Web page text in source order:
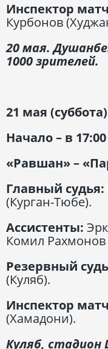
Инспектор
Курбонов
20 мая.
1000 зрителей.
21 мая (суббота)
Начало – в 17:00
«Равшан» –
Главный судья:
(Курган-Тюбе).
Ассистенты:
Комил
Резервный
(Куляб).
Инспектор
(Хамадони).
Куляб,